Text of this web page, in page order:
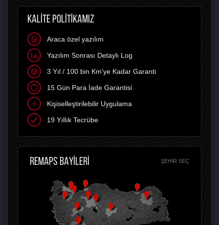
KALİTE POLİTİKAMIZ
Araca özel yazılım
Yazılım Sonrası Detaylı Log
3 Yıl / 100 bin Km'ye Kadar Garanti
15 Gün Para İade Garantisi
Kişiselleştirilebilir Uygulama
19 Yıllık Tecrübe
REMAPS BAYİLERİ ŞEHIR SEÇ